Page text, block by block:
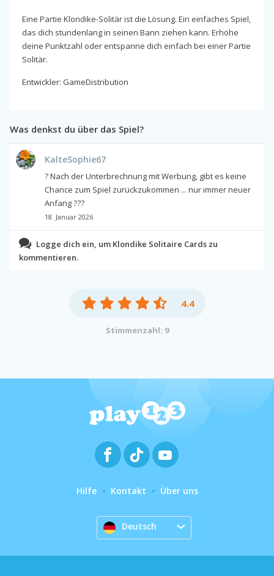
Eine Partie Klondike-Solitär ist die Lösung. Ein einfaches Spiel,
das dich stundenlang in seinen Bann ziehen kann. Erhöhe
deine Punktzahl oder entspanne dich einfach bei einer Partie
Solitär.
Entwickler: GameDistribution
Was denkst du über das Spiel?
KalteSophie67
? Nach der Unterbrechnung mit Werbung, gibt es keine
Chance zum Spiel zurückzukommen ... nur immer neuer
Anfang ???
18. Januar 2026
Logge dich ein, um Klondike Solitaire Cards zu
kommentieren.
4.4
Stimmenzahl: 9
Hilfe Kontakt Über uns
Deutsch